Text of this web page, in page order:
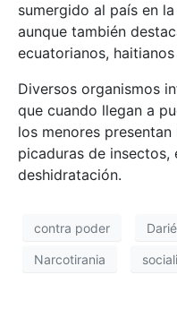
sumergido al país en
aunque también
ecuatorianos,
Diversos organismos
que cuando llegan a
los menores
picaduras de insectos,
deshidratación.
contra poder
Narcotirania